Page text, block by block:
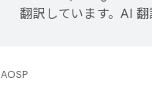
翻訳しています。AI
AOSP